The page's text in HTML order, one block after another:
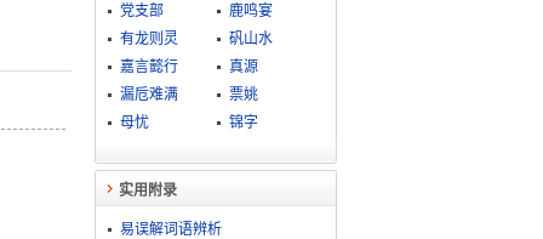
党支部
鹿鸣宴
有龙则灵
矾山水
嘉言懿行
真源
漏卮难满
票姚
母忧
锦字
实用附录
易误解词语辨析